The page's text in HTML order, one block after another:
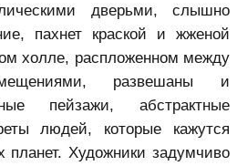
дверьми, слышно
пахнет краской и жженой
холле, распложенном между
развешаны и
пейзажи, абстрактные
людей, которые кажутся
планет. Художники задумчиво